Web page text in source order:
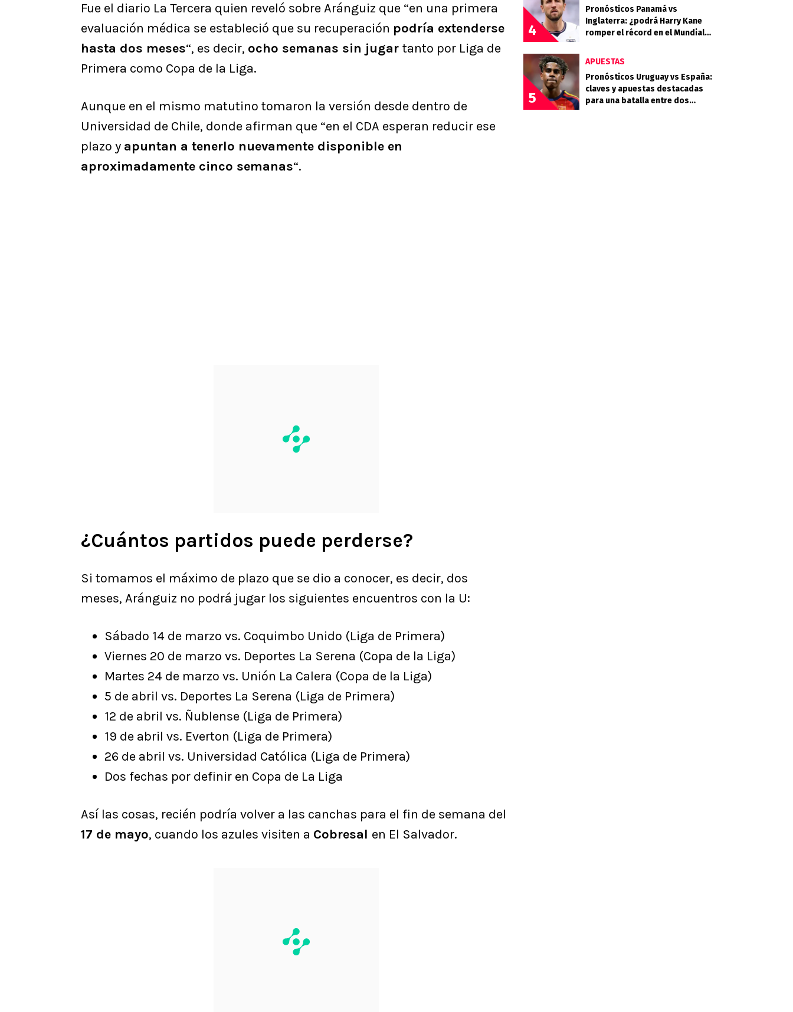
Fue el diario La Tercera quien reveló sobre Aránguiz que “en una primera
evaluación médica se estableció que su recuperación podría extenderse
hasta dos meses“, es decir, ocho semanas sin jugar tanto por Liga de
Primera como Copa de la Liga.
Aunque en el mismo matutino tomaron la versión desde dentro de
Universidad de Chile, donde afirman que “en el CDA esperan reducir ese
plazo y apuntan a tenerlo nuevamente disponible en
aproximadamente cinco semanas“.
¿Cuántos partidos puede perderse?
Si tomamos el máximo de plazo que se dio a conocer, es decir, dos
meses, Aránguiz no podrá jugar los siguientes encuentros con la U:
Sábado 14 de marzo vs. Coquimbo Unido (Liga de Primera)
Viernes 20 de marzo vs. Deportes La Serena (Copa de la Liga)
Martes 24 de marzo vs. Unión La Calera (Copa de la Liga)
5 de abril vs. Deportes La Serena (Liga de Primera)
12 de abril vs. Ñublense (Liga de Primera)
19 de abril vs. Everton (Liga de Primera)
26 de abril vs. Universidad Católica (Liga de Primera)
Dos fechas por definir en Copa de La Liga
Así las cosas, recién podría volver a las canchas para el fin de semana del
17 de mayo, cuando los azules visiten a Cobresal en El Salvador.
4
Pronósticos Panamá vs
Inglaterra: ¿podrá Harry Kane
romper el récord en el Mundial
5
APUESTAS
Pronósticos Uruguay vs España:
claves y apuestas destacadas
para una batalla entre dos